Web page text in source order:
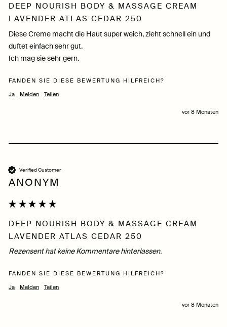
DEEP NOURISH BODY & MASSAGE CREAM
LAVENDER ATLAS CEDAR 250
Diese Creme macht die Haut super weich, zieht schnell ein und
duftet einfach sehr gut.
Ich mag sie sehr gern.
FANDEN SIE DIESE BEWERTUNG HILFREICH?
Ja
Melden Teilen
vor 8 Monaten
Verified Customer
ANONYM
DEEP NOURISH BODY & MASSAGE CREAM
LAVENDER ATLAS CEDAR 250
Rezensent hat keine Kommentare hinterlassen.
FANDEN SIE DIESE BEWERTUNG HILFREICH?
Ja
Melden Teilen
vor 8 Monaten